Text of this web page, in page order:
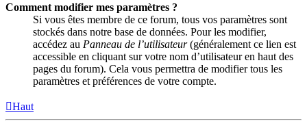
Comment modifier mes paramètres ?
Si vous êtes membre de ce forum, tous vos paramètres sont
stockés dans notre base de données. Pour les modifier,
accédez au Panneau de l’utilisateur(généralement ce lien est
accessible en cliquant sur votre nom d’utilisateur en haut des
pages du forum). Cela vous permettra de modifier tous les
paramètres et préférences de votre compte.
Haut